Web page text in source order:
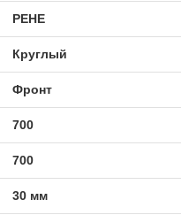
РЕНЕ
Круглый
Фронт
700
700
30 мм